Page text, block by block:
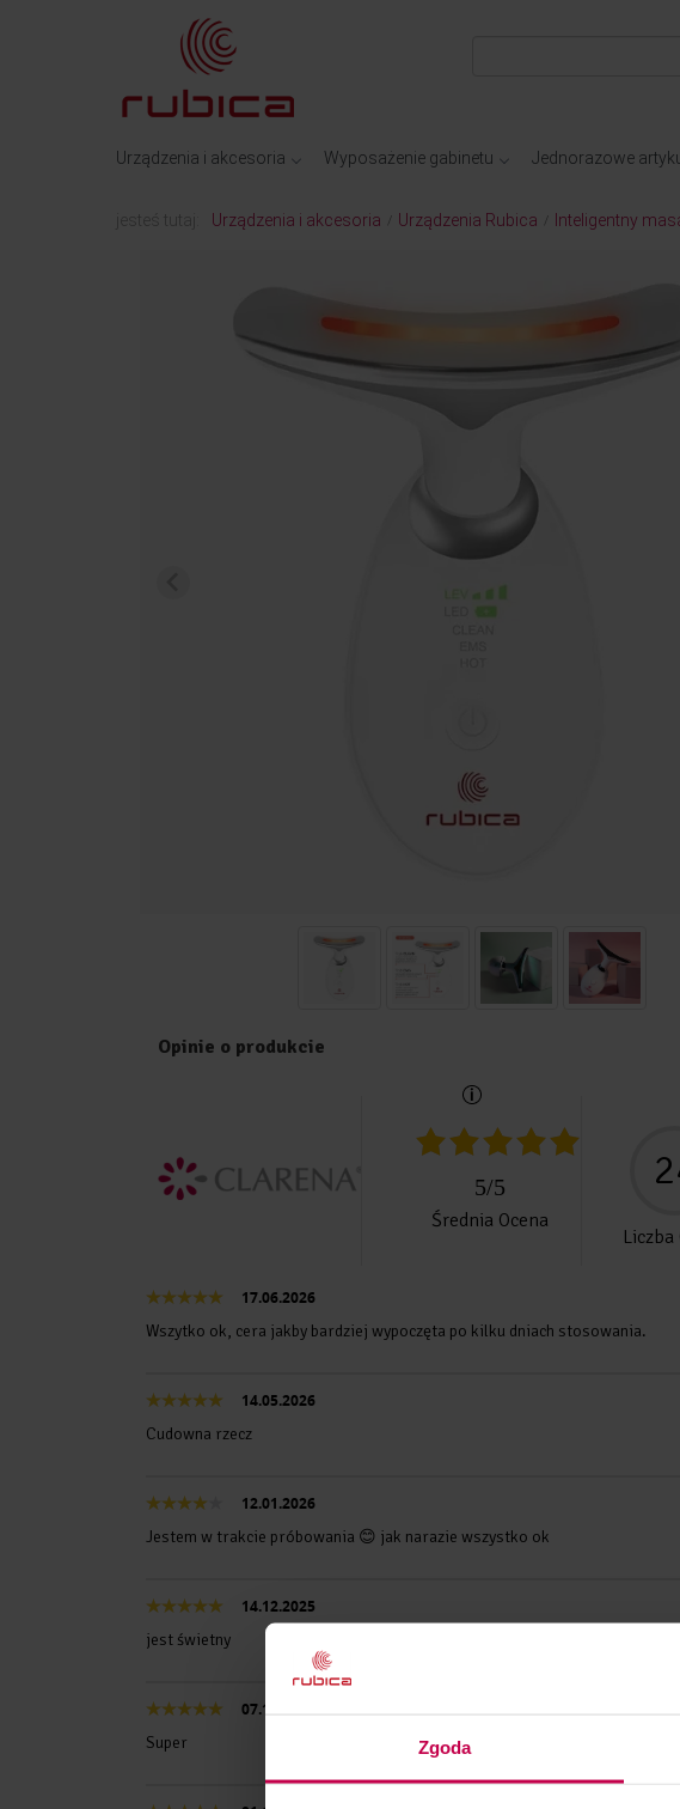
Zgoda
Urządzenia i akcesoria Wyposażenie gabinetu Jednorazowe
jesteś tutaj: Urządzenia i akcesoria Urządzenia Rubica Inteligentny
Opinie o produkcie
5/5
Średnia Ocena
17.06.2026
Wszytko ok, cera jakby bardziej wypoczęta po kilku dniach stosowania.
14.05.2026
Cudowna rzecz
12.01.2026
Jestem w trakcie próbowania 😊 jak narazie wszystko ok
14.12.2025
jest świetny
07.12.2025
Super